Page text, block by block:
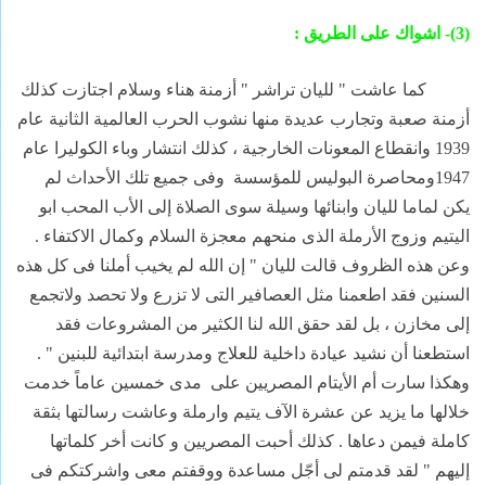
(3)- اشواك على الطريق :
كما عاشت " لليان تراشر " أزمنة هناء وسلام اجتازت كذلك
أزمنة صعبة وتجارب عديدة منها نشوب الحرب العالمية الثانية عام
1939 وانقطاع المعونات الخارجية ، كذلك انتشار وباء الكوليرا عام
1947ومحاصرة البوليس للمؤسسة
وفى جميع تلك الأحداث لم
يكن لماما لليان وابنائها وسيلة سوى الصلاة إلى الأب المحب ابو
اليتيم وزوج الأرملة الذى منحهم معجزة السلام وكمال الاكتفاء .
وعن هذه الظروف قالت لليان " إن الله لم يخيب أملنا فى كل هذه
السنين فقد اطعمنا مثل العصافير التى لا تزرع ولا تحصد ولاتجمع
إلى مخازن ، بل لقد حقق الله لنا الكثير من المشروعات فقد
استطعنا أن نشيد عيادة داخلية للعلاج ومدرسة ابتدائية للبنين " .
وهكذا سارت أم الأيتام المصريين على مدى خمسين عاماً خدمت
خلالها ما يزيد عن عشرة الآف يتيم وارملة وعاشت رسالتها بثقة
كاملة فيمن دعاها . كذلك أحبت المصريين و كانت أخر كلماتها
إليهم " لقد قدمتم لى أجّل مساعدة ووقفتم معى واشركتكم فى